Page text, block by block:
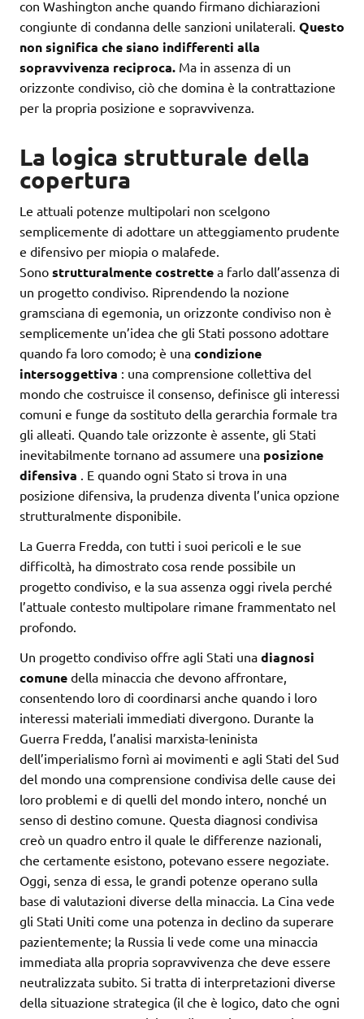
con Washington anche quando firmano dichiarazioni
congiunte di condanna delle sanzioni unilaterali. Questo
non significa che siano indifferenti alla
sopravvivenza reciproca. Ma in assenza di un
orizzonte condiviso, ciò che domina è la contrattazione
per la propria posizione e sopravvivenza.
La logica strutturale della
copertura
Le attuali potenze multipolari non scelgono
semplicemente di adottare un atteggiamento prudente
e difensivo per miopia o malafede.
Sono strutturalmente costrette a farlo dall’assenza di
un progetto condiviso. Riprendendo la nozione
gramsciana di egemonia, un orizzonte condiviso non è
semplicemente un’idea che gli Stati possono adottare
quando fa loro comodo; è una condizione
intersoggettiva : una comprensione collettiva del
mondo che costruisce il consenso, definisce gli interessi
comuni e funge da sostituto della gerarchia formale tra
gli alleati. Quando tale orizzonte è assente, gli Stati
inevitabilmente tornano ad assumere una posizione
difensiva . E quando ogni Stato si trova in una
posizione difensiva, la prudenza diventa l’unica opzione
strutturalmente disponibile.
La Guerra Fredda, con tutti i suoi pericoli e le sue
difficoltà, ha dimostrato cosa rende possibile un
progetto condiviso, e la sua assenza oggi rivela perché
l’attuale contesto multipolare rimane frammentato nel
profondo.
Un progetto condiviso offre agli Stati una diagnosi
comune della minaccia che devono affrontare,
consentendo loro di coordinarsi anche quando i loro
interessi materiali immediati divergono. Durante la
Guerra Fredda, l’analisi marxista-leninista
dell’imperialismo fornì ai movimenti e agli Stati del Sud
del mondo una comprensione condivisa delle cause dei
loro problemi e di quelli del mondo intero, nonché un
senso di destino comune. Questa diagnosi condivisa
creò un quadro entro il quale le differenze nazionali,
che certamente esistono, potevano essere negoziate.
Oggi, senza di essa, le grandi potenze operano sulla
base di valutazioni diverse della minaccia. La Cina vede
gli Stati Uniti come una potenza in declino da superare
pazientemente; la Russia li vede come una minaccia
immediata alla propria sopravvivenza che deve essere
neutralizzata subito. Si tratta di interpretazioni diverse
della situazione strategica (il che è logico, dato che ogni